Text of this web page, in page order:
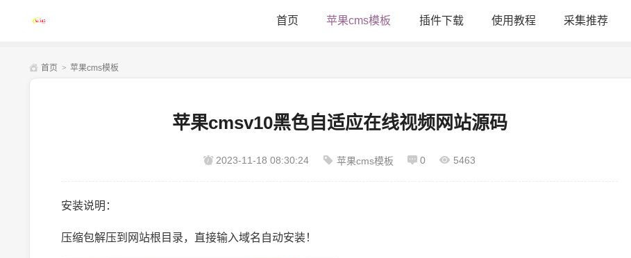
首页 苹果cms模板 插件下载 使用教程 采集推荐
首页 > 苹果cms模板
苹果cmsv10黑色自适应在线视频网站源码
2023-11-18 08:30:24 苹果cms模板 0 5463
安装说明：
压缩包解压到网站根目录，直接输入域名自动安装！